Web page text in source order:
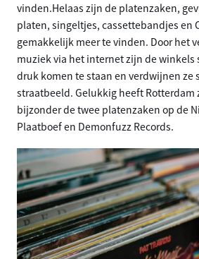
vinden.Helaas zijn de platenzaken,
platen, singeltjes, cassettebandjes en
gemakkelijk meer te vinden. Door het
muziek via het internet zijn de winkels
druk komen te staan en verdwijnen ze
straatbeeld. Gelukkig heeft Rotterdam
bijzonder de twee platenzaken op de
Plaatboef en Demonfuzz Records.